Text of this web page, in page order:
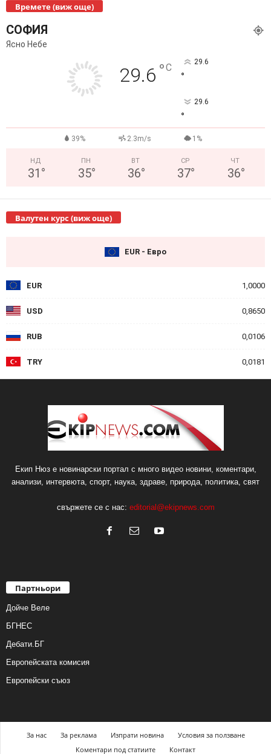
Времете (виж още)
СОФИЯ
Ясно Небе
29.6 °C 29.6
°
29.6
°
39% 2.3m/s 1%
НД
31 °
ПН
35°
ВТ
36°
СР
37°
ЧТ
36°
Валутен курс (виж още)
EUR - Евро
EUR 1,0000
USD 0,8650
RUB 0,0106
TRY 0,0181
Екип Нюз е новинарски портал с много видео новини, коментари,
анализи, интервюта, спорт, наука, здраве, природа, политика, свят
свържете се с нас: editorial@ekipnews.com
Партньори
Дойче Веле
БГНЕС
Дебати.БГ
Европейската комисия
Европейски съюз
За нас За реклама Изпрати новина
Условия за ползване
Коментари под статиите
Контакт